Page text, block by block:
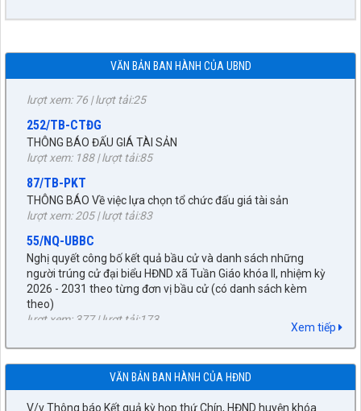
VĂN BẢN BAN HÀNH CỦA UBND
lượt xem: 76 | lượt tải:25
252/TB-CTĐG
THÔNG BÁO ĐẤU GIÁ TÀI SẢN
87/TB-PKT
THÔNG BÁO Về việc lựa chọn tổ chức đấu giá tài sản
55/NQ-UBBC
Nghị quyết công bố kết quả bầu cử và danh sách những
2026 - 2031 theo từng đơn vị bầu cử (có danh sách kèm
theo)
lượt xem: 377 | lượt tải:173
672/KH-UBND
KẾ HOẠCH tháng 3 năm 2026 Đấu giá quyền sử dụng đất, để
giao đất có thu tiền sử dụng đất thông qua hình thức đấu giá
quyền sử dụng đất năm 2026
lượt xem: 265 | lượt tải:246
92/QĐ-BNG
Về việc công bố danh mục văn bản quy phạm pháp luật hết
Xem tiếp
VĂN BẢN BAN HÀNH CỦA HĐND
27/NQ-HĐND
Về chủ trương sắp xếp đơn vị hành chính cấp xã trên địa bàn
huyện Tuần Giáo, tỉnh Điện Biên (gửi bản kèm Biên Bản kỳ
họp HĐND)
89/TB-HĐND
V/v Thông báo Kết quả kỳ họp thứ Chín, HĐND huyện khóa
XXI, nhiệm kỳ 2021-2026
lượt xem: 1476 | lượt tải:429